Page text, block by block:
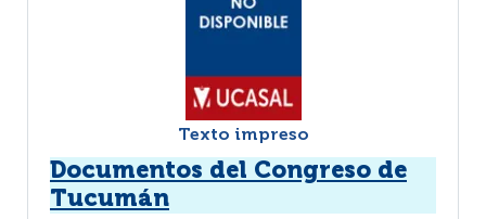
Texto impreso
Documentos del Congreso de
Tucumán